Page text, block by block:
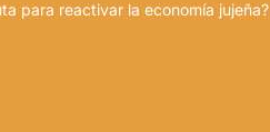
para reactivar la economía jujeña?